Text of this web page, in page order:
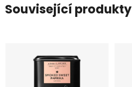
Související produkty